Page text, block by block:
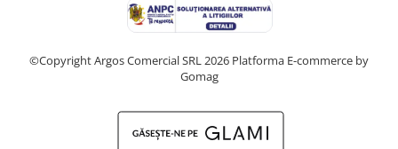
©Copyright Argos Comercial SRL 2026 Platforma E-commerce by
Gomag